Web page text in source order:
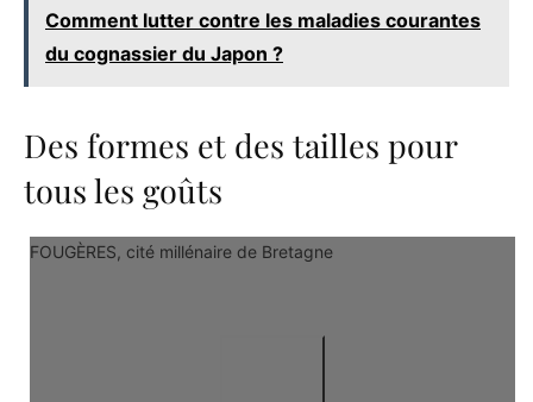
Comment lutter contre les maladies courantes
du cognassier du Japon ?
Des formes et des tailles pour
tous les goûts
FOUGÈRES, cité millénaire de Bretagne